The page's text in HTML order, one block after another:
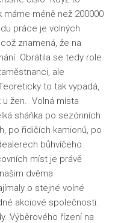
méně než 200000
práce je volných
znamená, že na
Obrátila se tedy role
ale
to tak vypadá,
u žen. Volná místa
sháňka po sezónních
po řidičích kamionů, po
bůhvíčeho.
míst je právě
dvěma
o stejné volné
akciové společnosti.
Výběrového řízení na